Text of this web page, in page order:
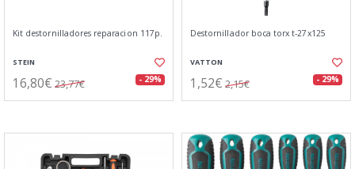
Kit destornilladores reparacion 117p.
STEIN
16,80€ 23,77€ - 29%
Destornillador boca torx t-27x125
VATTON
1,52€ 2,15€ - 29%